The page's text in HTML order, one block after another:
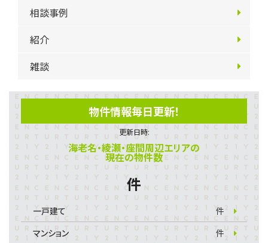
相談事例
紹介
雑談
物件情報毎日更新！
更新日時:
海老名・綾瀬・座間周辺エリアの
現在の物件数
件
一戸建て
件
マンション
件